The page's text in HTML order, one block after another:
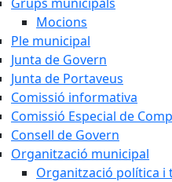
Mocions
Ple municipal
Junta de Govern
Junta de Portaveus
Comissió informativa
Comissió Especial de
Consell de Govern
Organització municipal
Organització política i